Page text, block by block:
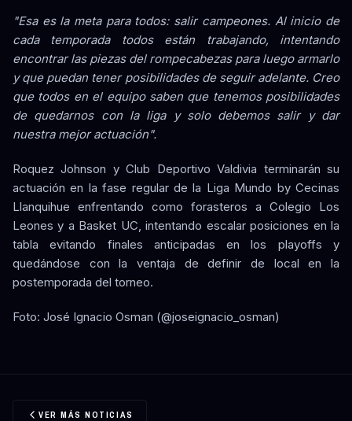
"Esa es la meta para todos: salir campeones. Al inicio de
cada temporada todos están trabajando, intentando
encontrar las piezas del rompecabezas para luego armarlo
y que puedan tener posibilidades de seguir adelante. Creo
que todos en el equipo saben que tenemos posibilidades
de quedarnos con la liga y solo debemos salir y dar
nuestra mejor actuación".
Roquez Johnson y Club Deportivo Valdivia terminarán su
actuación en la fase regular de la Liga Mundo by Cecinas
Llanquihue enfrentando como forasteros a Colegio Los
Leones y a Basket UC, intentando escalar posiciones en la
tabla evitando finales anticipadas en los playoffs y
quedándose con la ventaja de definir de local en la
postemporada del torneo.
Foto: José Ignacio Osman (@joseignacio_osman)
VER MÁS NOTICIAS